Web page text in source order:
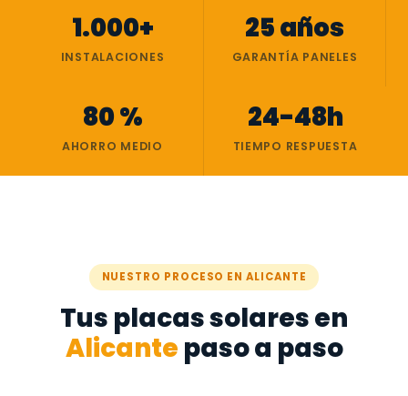
1.000+
INSTALACIONES
25 años
GARANTÍA PANELES
80 %
AHORRO MEDIO
24-48h
TIEMPO RESPUESTA
NUESTRO PROCESO EN ALICANTE
Tus placas solares en
Alicante paso a paso